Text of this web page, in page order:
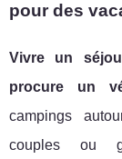
pour des
Vivre un
procure un
campings
couples ou